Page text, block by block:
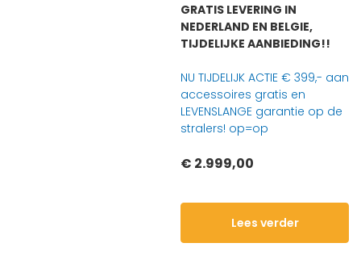
GRATIS LEVERING IN
NEDERLAND EN BELGIE,
TIJDELIJKE AANBIEDING!!
NU TIJDELIJK ACTIE € 399,- aan
accessoires gratis en
LEVENSLANGE garantie op de
stralers! op=op
€ 2.999,00
Lees verder